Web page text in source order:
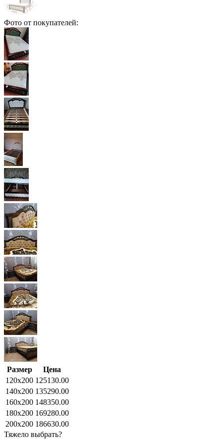
Фото от покупателей:
Размер
Цена
120x200 125130.00
140x200 135290.00
160x200 148350.00
180x200 169280.00
200x200 186630.00
Тяжело выбрать?